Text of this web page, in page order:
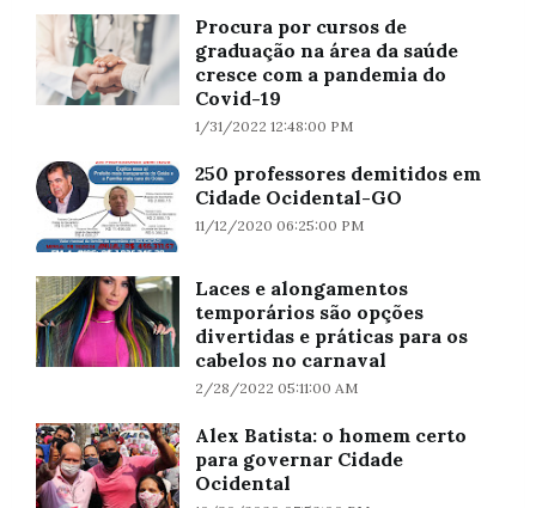
Procura por cursos de
graduação na área da saúde
cresce com a pandemia do
Covid-19
1/31/2022 12:48:00 PM
250 professores demitidos em
Cidade Ocidental-GO
11/12/2020 06:25:00 PM
Laces e alongamentos
temporários são opções
divertidas e práticas para os
cabelos no carnaval
2/28/2022 05:11:00 AM
Alex Batista: o homem certo
para governar Cidade
Ocidental